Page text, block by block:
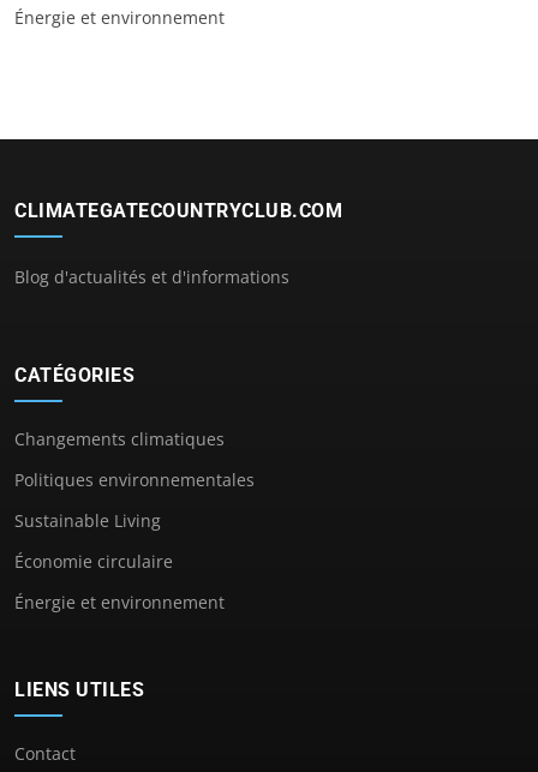
Énergie et environnement
CLIMATEGATECOUNTRYCLUB.COM
Blog d'actualités et d'informations
CATÉGORIES
Changements climatiques
Politiques environnementales
Sustainable Living
Économie circulaire
Énergie et environnement
LIENS UTILES
Contact